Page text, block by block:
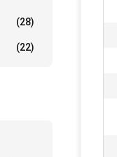
(28)
(22)